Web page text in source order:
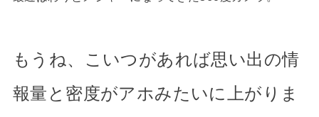
もうね、こいつがあれば思い出の情
報量と密度がアホみたいに上がりま